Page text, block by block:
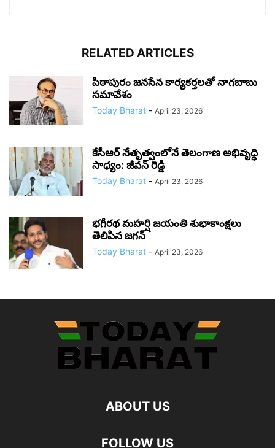
RELATED ARTICLES
పిఠాపురం జనసేన కార్యకర్తలతో నాగబాబు
సమావేశం
Today Bharat - April 23, 2026
కేసీఆర్ నేతృత్వంలోనే తెలంగాణ అభివృద్ధి
సాధ్యం: జీవన్ రెడ్డి
Today Bharat - April 23, 2026
భగీరథ మహర్షి జయంతి శుభాకాంక్షలు
తెలిపిన జగన్‌
Today Bharat - April 23, 2026
ABOUT US
FOLLOW US